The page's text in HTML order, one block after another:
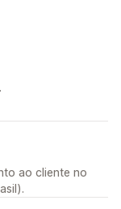
ao cliente no